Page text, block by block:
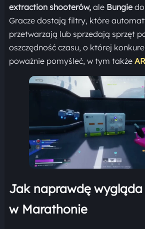
extraction shooterów,ale Bungie
Gracze dostają filtry, które
przetwarzają lub sprzedają sprzęt
oszczędność czasu, o której
poważnie pomyśleć, w tym także
Jak naprawdę
w Marathonie